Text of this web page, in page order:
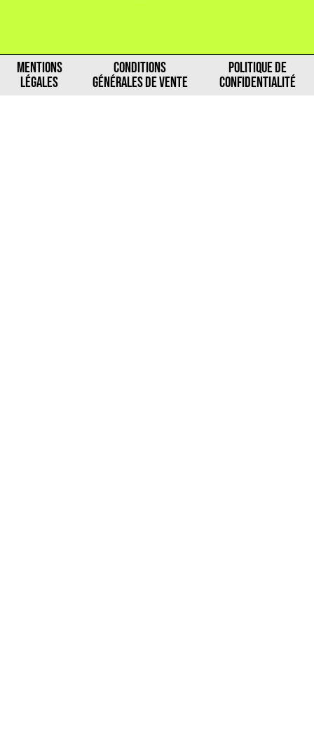
MENTIONS
LÉGALES
CONDITIONS
GÉNÉRALES DE VENTE
POLITIQUE DE
CONFIDENTIALITÉ